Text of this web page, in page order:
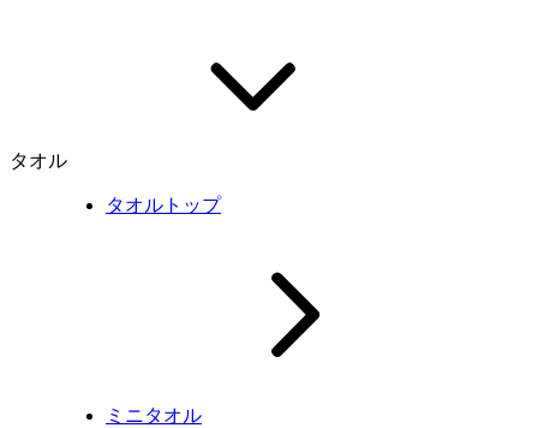
タオル
タオルトップ
ミニタオル